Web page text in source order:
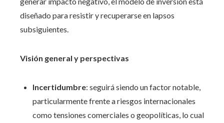
diseñado para resistir y recuperarse en lapsos
subsiguientes.
Visión general y perspectivas
Incertidumbre: seguirá siendo un factor notable,
particularmente frente a riesgos internacionales
como tensiones comerciales o geopolíticas, lo cual